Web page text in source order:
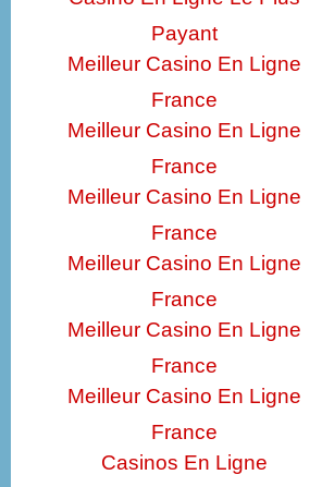
Payant
Meilleur Casino En Ligne
France
Meilleur Casino En Ligne
France
Meilleur Casino En Ligne
France
Meilleur Casino En Ligne
France
Meilleur Casino En Ligne
France
Meilleur Casino En Ligne
France
Casinos En Ligne